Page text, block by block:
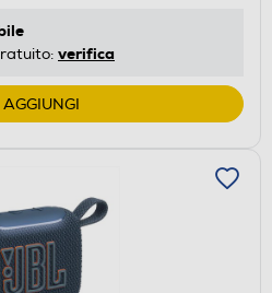
verifica
AGGIUNGI